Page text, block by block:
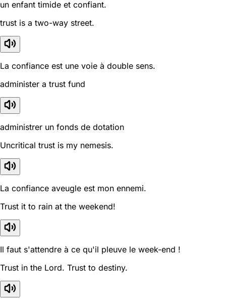
un enfant timide et confiant.
trust is a two-way street.
La confiance est une voie à double sens.
administer a trust fund
administrer un fonds de dotation
Uncritical trust is my nemesis.
La confiance aveugle est mon ennemi.
Trust it to rain at the weekend!
Il faut s'attendre à ce qu'il pleuve le week-end !
Trust in the Lord. Trust to destiny.